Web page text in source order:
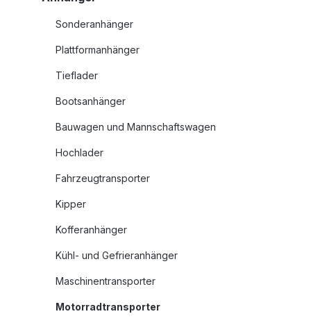
Sonderanhänger
Plattformanhänger
Tieflader
Bootsanhänger
Bauwagen und Mannschaftswagen
Hochlader
Fahrzeugtransporter
Kipper
Kofferanhänger
Kühl- und Gefrieranhänger
Maschinentransporter
Motorradtransporter